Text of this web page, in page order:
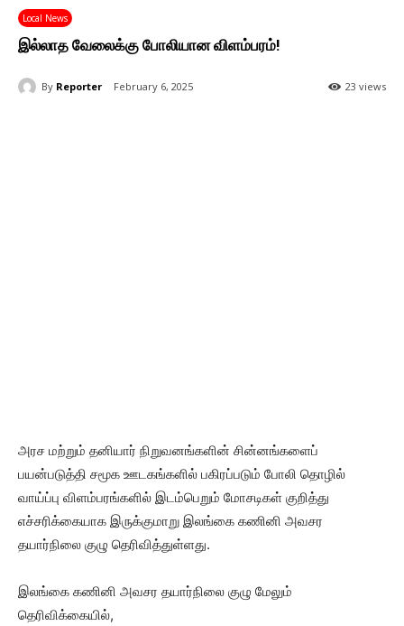
Local News
இல்லாத வேலைக்கு போலியான விளம்பரம்!
23 views
By Reporter February 6, 2025
அரச மற்றும் தனியார் நிறுவனங்களின் சின்னங்களைப்
பயன்படுத்தி சமூக ஊடகங்களில் பகிரப்படும் போலி தொழில்
வாய்ப்பு விளம்பரங்களில் இடம்பெறும் மோசடிகள் குறித்து
எச்சரிக்கையாக இருக்குமாறு இலங்கை கணினி அவசர
தயார்நிலை குழு தெரிவித்துள்ளது.
இலங்கை கணினி அவசர தயார்நிலை குழு மேலும்
தெரிவிக்கையில்,